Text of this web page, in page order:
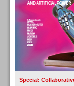
Special:
Inbound